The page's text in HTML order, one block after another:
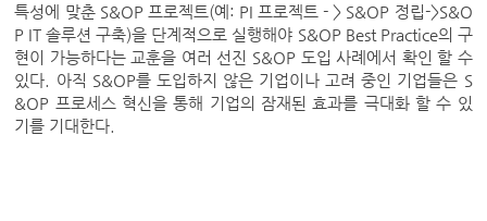
특성에 맞춘 S&OP 프로젝트(예: PI 프로젝트 - > S&OP 정립->S&O
P IT 솔루션 구축)을 단계적으로 실행해야 S&OP Best Practice의 구
현이 가능하다는 교훈을 여러 선진 S&OP 도입 사례에서 확인 할 수
있다. 아직 S&OP를 도입하지 않은 기업이나 고려 중인 기업들은 S
&OP 프로세스 혁신을 통해 기업의 잠재된 효과를 극대화 할 수 있
기를 기대한다.